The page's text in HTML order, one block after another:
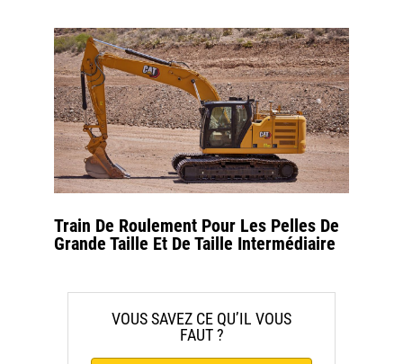
Train De Roulement Pour Les Pelles De
Grande Taille Et De Taille Intermédiaire
VOUS SAVEZ CE QU’IL VOUS
FAUT ?